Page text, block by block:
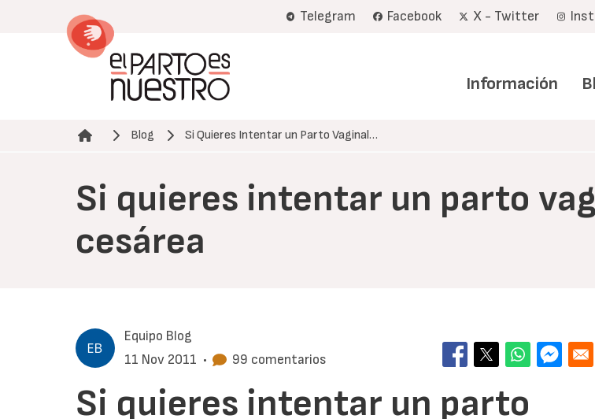
Telegram Facebook X - Twitter
Información
Ruta de navegación
Blog Si Quieres Intentar un Parto Vaginal…
Si quieres intentar un parto
cesárea
Equipo Blog
11 Nov 2011 • 99 comentarios
Si quieres intentar un parto